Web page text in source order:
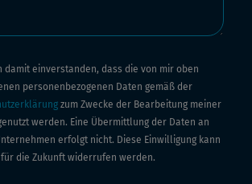
damit einverstanden, dass die von mir oben
personenbezogenen Daten gemäß der
zum Zwecke der Bearbeitung meiner
werden. Eine Übermittlung der Daten an
erfolgt nicht. Diese Einwilligung kann
die Zukunft widerrufen werden.